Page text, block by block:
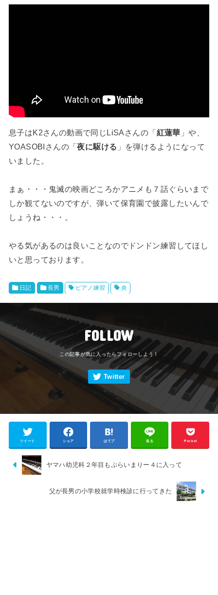
息子はK2さんの動画で同じLiSAさんの「紅蓮華 」や、
YOASOBIさんの「夜に駆ける 」を弾けるようになって
いました。
まぁ・・・鬼滅の映画どころかアニメも７話ぐらいまで
しか観てないのですが、弾いて保育園で披露したいんで
しょうね・・・。
やる気があるのは良いことなのでドンドン練習してほし
いと思っております。
日記 長男 ピアノ練習 炎
FOLLOW
ツイート シェア はてブ 送る Pocket
ヤマハ幼児科２年目もぷらいまりー４に入って
父が長男の小学校就学時検診に行ってきた